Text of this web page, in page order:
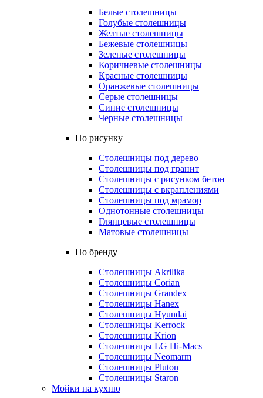
Белые столешницы
Голубые столешницы
Желтые столешницы
Бежевые столешницы
Зеленые столешницы
Коричневые столешницы
Красные столешницы
Оранжевые столешницы
Серые столешницы
Синие столешницы
Черные столешницы
По рисунку
Столешницы под дерево
Столешницы под гранит
Столешницы с рисунком бетон
Столешницы с вкраплениями
Столешницы под мрамор
Однотонные столешницы
Глянцевые столешницы
Матовые столешницы
По бренду
Столешницы Akrilika
Столешницы Corian
Столешницы Grandex
Столешницы Hanex
Столешницы Hyundai
Столешницы Kerrock
Столешницы Krion
Столешницы LG Hi-Macs
Столешницы Neomarm
Столешницы Pluton
Столешницы Staron
Мойки на кухню